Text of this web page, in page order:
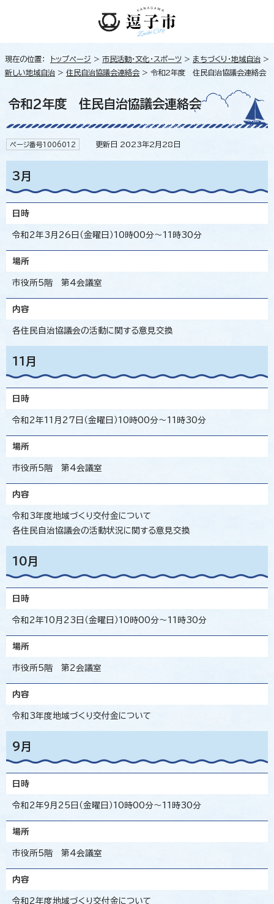
現在の位置： トップページ > 市民活動・文化・スポーツ > まちづくり・地域自治 >
新しい地域自治 > 住民自治協議会連絡会 > 令和2年度 住民自治協議会連絡会
令和2年度 住民自治協議会連絡会
ページ番号1006012 更新日 2023年2月28日
3月
日時
令和2年3月26日（金曜日）10時00分～11時30分
場所
市役所5階 第4会議室
内容
各住民自治協議会の活動に関する意見交換
11月
日時
令和2年11月27日（金曜日）10時00分～11時30分
場所
市役所5階 第4会議室
内容
令和3年度地域づくり交付金について
各住民自治協議会の活動状況に関する意見交換
10月
日時
令和2年10月23日（金曜日）10時00分～11時30分
場所
市役所5階 第2会議室
内容
令和3年度地域づくり交付金について
9月
日時
令和2年9月25日（金曜日）10時00分～11時30分
場所
市役所5階 第4会議室
内容
令和2年度地域づくり交付金について